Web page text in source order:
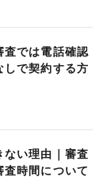
査では電話確認
しで契約する方
ない理由｜審査
時間について